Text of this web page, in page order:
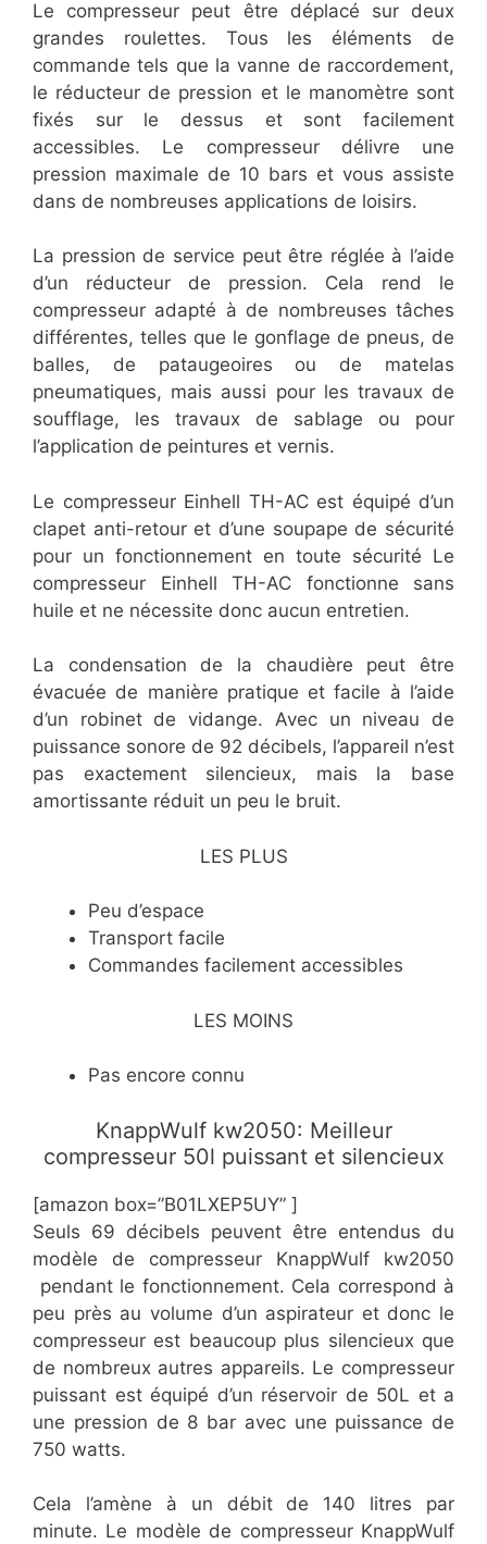
Le compresseur peut être déplacé sur deux
grandes roulettes. Tous les éléments de
commande tels que la vanne de raccordement,
le réducteur de pression et le manomètre sont
fixés sur le dessus et sont facilement
accessibles. Le compresseur délivre une
pression maximale de 10 bars et vous assiste
dans de nombreuses applications de loisirs.
La pression de service peut être réglée à l’aide
d’un réducteur de pression. Cela rend le
compresseur adapté à de nombreuses tâches
différentes, telles que le gonflage de pneus, de
balles, de pataugeoires ou de matelas
pneumatiques, mais aussi pour les travaux de
soufflage, les travaux de sablage ou pour
l’application de peintures et vernis.
Le compresseur Einhell TH-AC est équipé d’un
clapet anti-retour et d’une soupape de sécurité
pour un fonctionnement en toute sécurité Le
compresseur Einhell TH-AC fonctionne sans
huile et ne nécessite donc aucun entretien.
La condensation de la chaudière peut être
évacuée de manière pratique et facile à l’aide
d’un robinet de vidange. Avec un niveau de
puissance sonore de 92 décibels, l’appareil n’est
pas exactement silencieux, mais la base
amortissante réduit un peu le bruit.
LES PLUS
Peu d’espace
Transport facile
Commandes facilement accessibles
LES MOINS
Pas encore connu
​KnappWulf kw2050: Meilleur
compresseur 50l puissant et silencieux
[amazon box=”B01LXEP5UY” ]
Seuls 69 décibels peuvent être entendus du
modèle de compresseur KnappWulf kw2050
pendant le fonctionnement. Cela correspond à
peu près au volume d’un aspirateur et donc le
compresseur est beaucoup plus silencieux que
de nombreux autres appareils. Le compresseur
puissant est équipé d’un réservoir de 50L et a
une pression de 8 bar avec une puissance de
750 watts.
Cela l’amène à un débit de 140 litres par
minute. Le modèle de compresseur KnappWulf